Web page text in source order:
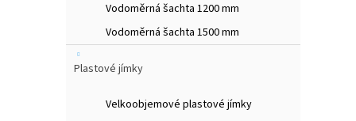
Vodoměrná šachta 1200 mm
Vodoměrná šachta 1500 mm
Plastové jímky
Velkoobjemové plastové jímky